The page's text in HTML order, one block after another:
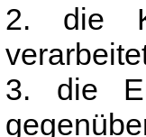
2. die
3. die